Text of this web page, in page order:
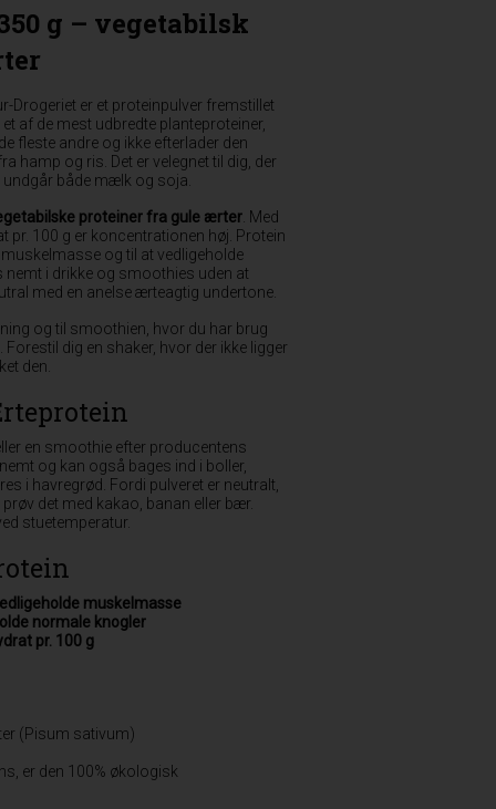
g – vegetabilsk
Drogeriet er et proteinpulver fremstillet
af de mest udbredte planteproteiner,
fleste andre og ikke efterlader den
hamp og ris. Det er velegnet til dig, der
undgår både mælk og soja.
proteiner fra gule ærter. Med
pr. 100 g er koncentrationen høj. Protein
og til at vedligeholde
i drikke og smoothies uden at
med en anelse ærteagtig undertone.
og til smoothien, hvor du har brug
. Forestil dig en shaker, hvor der ikke ligger
den.
en smoothie efter producentens
og kan også bages ind i boller,
i havregrød. Fordi pulveret er neutralt,
det med kakao, banan eller bær.
stuetemperatur.
muskelmasse
normale knogler
pr. 100 g
(Pisum sativum)
er den 100% økologisk